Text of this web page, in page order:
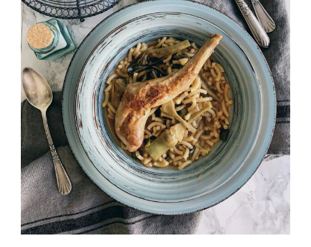
Fideos a la cazuela con conejo y
alcachofas